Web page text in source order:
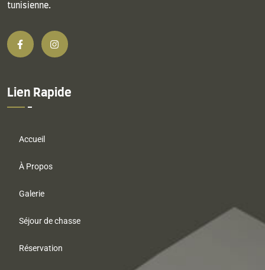
tunisienne.
Lien Rapide
Accueil
À Propos
Galerie
Séjour de chasse
Réservation